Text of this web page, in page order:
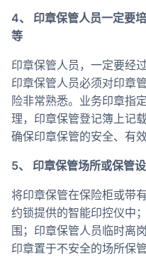
4、 印章保管人员一定要
等
印章保管人员，一定要经
印章保管人员必须对印章
险非常熟悉。业务印章指
理，印章保管登记簿上记
确保印章保管的安全、有
5、 印章保管场所或保管
将印章保管在保险柜或带
约锁提供的智能印控仪中
围；印章保管人员临时离
印章置于不安全的场所保